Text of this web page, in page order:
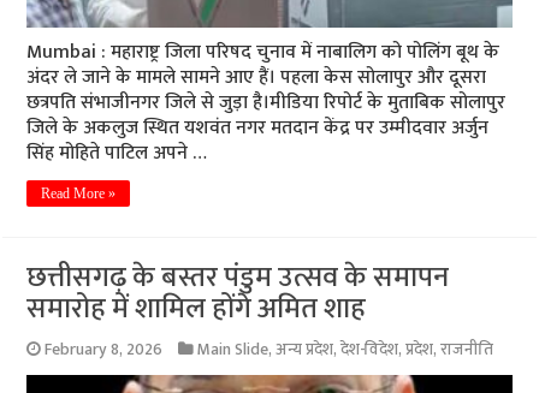
Mumbai : महाराष्ट्र जिला परिषद चुनाव में नाबालिग को पोलिंग बूथ के
अंदर ले जाने के मामले सामने आए हैं। पहला केस सोलापुर और दूसरा
छत्रपति संभाजीनगर जिले से जुड़ा है।मीडिया रिपोर्ट के मुताबिक सोलापुर
जिले के अकलुज स्थित यशवंत नगर मतदान केंद्र पर उम्मीदवार अर्जुन
सिंह मोहिते पाटिल अपने …
Read More »
छत्तीसगढ़ के बस्तर पंडुम उत्सव के समापन
समारोह में शामिल होंगे अमित शाह
February 8, 2026 Main Slide,अन्य प्रदेश,देश-विदेश,प्रदेश,राजनीति